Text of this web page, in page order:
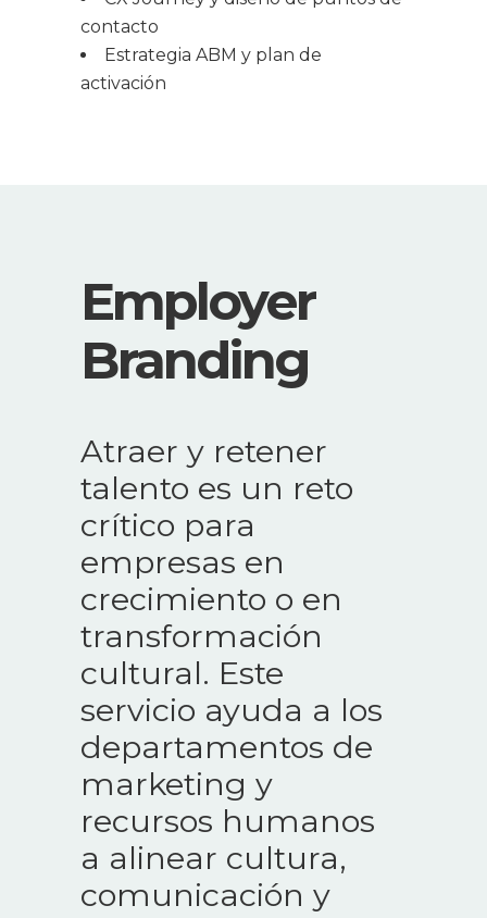
contacto
Estrategia ABM y plan de
activación
Employer
Branding
Atraer y retener
talento es un reto
crítico para
empresas en
crecimiento o en
transformación
cultural. Este
servicio ayuda a los
departamentos de
marketing y
recursos humanos
a alinear cultura,
comunicación y